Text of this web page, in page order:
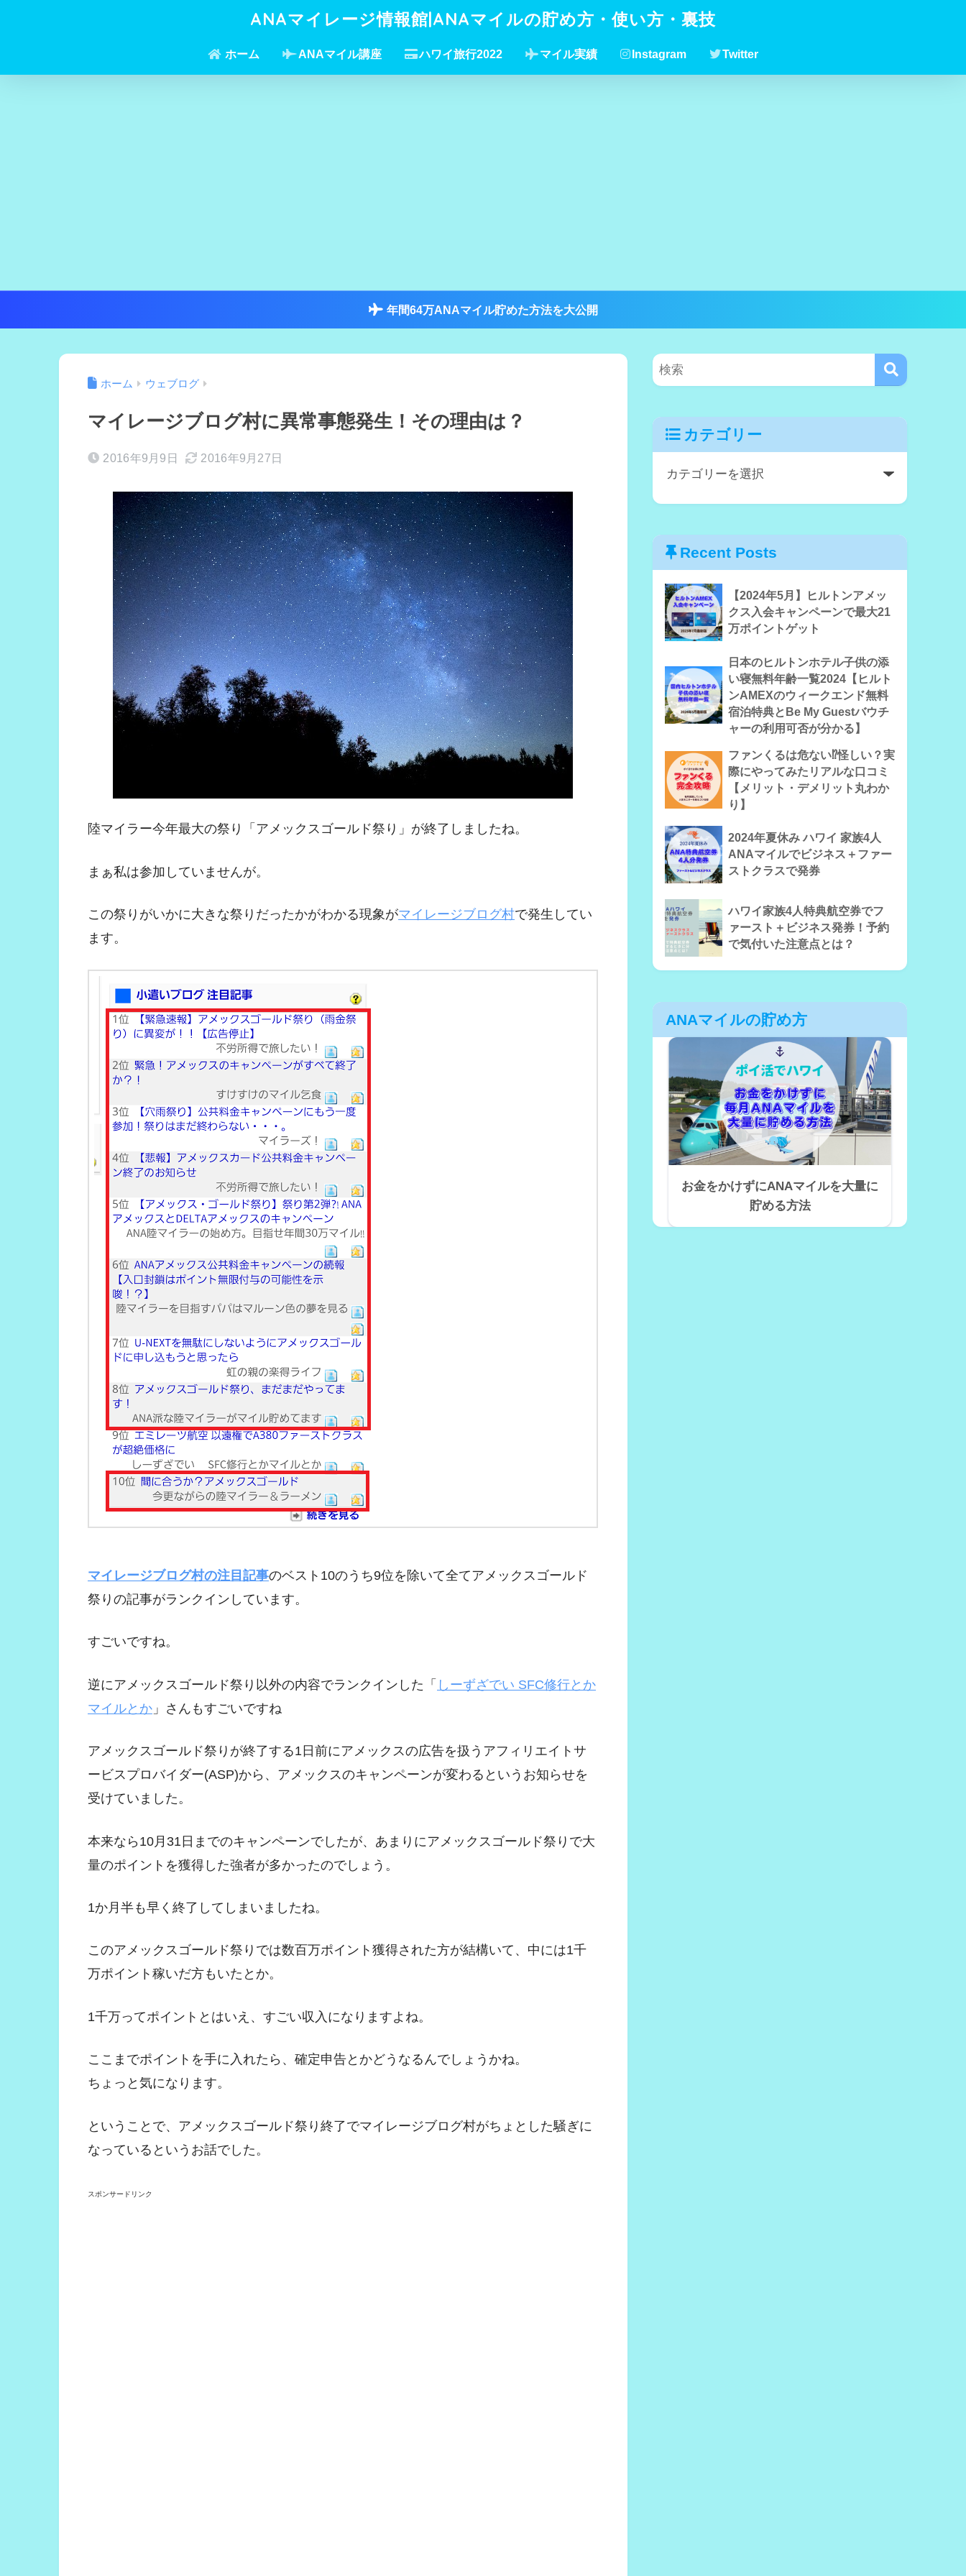
ANAマイレージ情報館|ANAマイルの貯め方・使い方・裏技
ホーム ANAマイル講座 ハワイ旅行2022 マイル実績 Instagram Twitter
年間64万ANAマイル貯めた方法を大公開
ホーム ウェブログ
マイレージブログ村に異常事態発生！その理由は？
2016年9月9日 2016年9月27日
陸マイラー今年最大の祭り「アメックスゴールド祭り」が終了しましたね。
まぁ私は参加していませんが。
この祭りがいかに大きな祭りだったかがわかる現象がマイレージブログ村で発生してい
ます。
マイレージブログ村の注目記事のベスト10のうち9位を除いて全てアメックスゴールド
祭りの記事がランクインしています。
すごいですね。
逆にアメックスゴールド祭り以外の内容でランクインした「 しーずざでい SFC修行とか
マイルとか 」さんもすごいですね
アメックスゴールド祭りが終了する1日前にアメックスの広告を扱うアフィリエイトサ
ービスプロバイダー(ASP)から、アメックスのキャンペーンが変わるというお知らせを
受けていました。
本来なら10月31日までのキャンペーンでしたが、あまりにアメックスゴールド祭りで大
量のポイントを獲得した強者が多かったのでしょう。
1か月半も早く終了してしまいましたね。
このアメックスゴールド祭りでは数百万ポイント獲得された方が結構いて、中には1千
万ポイント稼いだ方もいたとか。
1千万ってポイントとはいえ、すごい収入になりますよね。
ここまでポイントを手に入れたら、確定申告とかどうなるんでしょうかね。
ちょっと気になります。
ということで、アメックスゴールド祭り終了でマイレージブログ村がちょとした騒ぎに
なっているというお話でした。
スポンサードリンク
カテゴリー
Recent Posts
【2024年5月】ヒルトンアメッ
クス入会キャンペーンで最大21
万ポイントゲット
日本のヒルトンホテル子供の添
い寝無料年齢一覧2024【ヒルト
ンAMEXのウィークエンド無料
宿泊特典とBe My Guestバウチ
ャーの利用可否が分かる】
ファンくるは危ない⁉怪しい？実
際にやってみたリアルな口コミ
【メリット・デメリット丸わか
り】
2024年夏休み ハワイ 家族4人
ANAマイルでビジネス＋ファー
ストクラスで発券
ハワイ家族4人特典航空券でフ
ァースト＋ビジネス発券！予約
で気付いた注意点とは？
ANAマイルの貯め方
お金をかけずにANAマイルを大量に
貯める方法